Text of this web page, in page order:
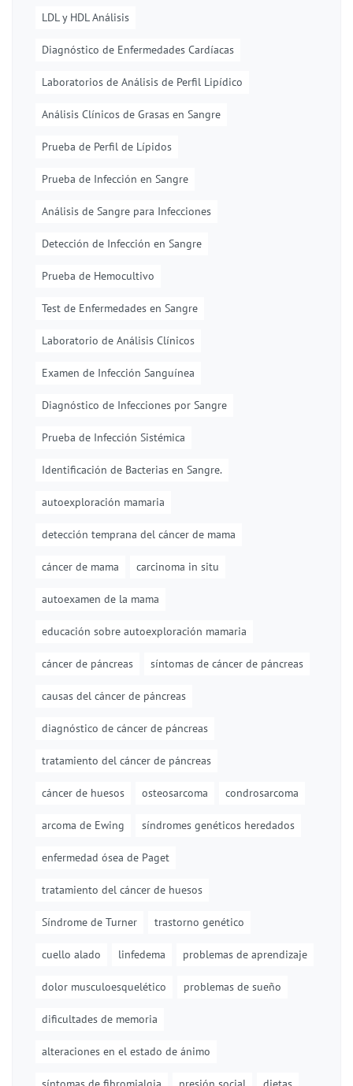
LDL y HDL Análisis
Diagnóstico de Enfermedades Cardíacas
Laboratorios de Análisis de Perfil Lipídico
Análisis Clínicos de Grasas en Sangre
Prueba de Perfil de Lípidos
Prueba de Infección en Sangre
Análisis de Sangre para Infecciones
Detección de Infección en Sangre
Prueba de Hemocultivo
Test de Enfermedades en Sangre
Laboratorio de Análisis Clínicos
Examen de Infección Sanguínea
Diagnóstico de Infecciones por Sangre
Prueba de Infección Sistémica
Identificación de Bacterias en Sangre.
autoexploración mamaria
detección temprana del cáncer de mama
cáncer de mama carcinoma in situ
autoexamen de la mama
educación sobre autoexploración mamaria
cáncer de páncreas síntomas de cáncer de páncreas
causas del cáncer de páncreas
diagnóstico de cáncer de páncreas
tratamiento del cáncer de páncreas
cáncer de huesos osteosarcoma condrosarcoma
arcoma de Ewing síndromes genéticos heredados
enfermedad ósea de Paget
tratamiento del cáncer de huesos
Síndrome de Turner trastorno genético
cuello alado linfedema problemas de aprendizaje
dolor musculoesquelético problemas de sueño
dificultades de memoria
alteraciones en el estado de ánimo